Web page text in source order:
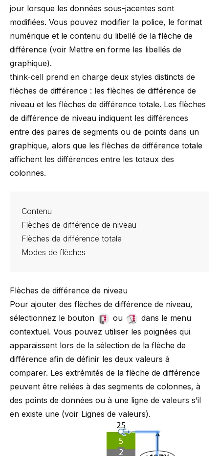
jour lorsque les données sous-jacentes sont
modifiées. Vous pouvez modifier la police, le format
numérique et le contenu du libellé de la flèche de
différence (voir Mettre en forme les libellés de
graphique).
think-cell prend en charge deux styles distincts de
flèches de différence : les flèches de différence de
niveau et les flèches de différence totale. Les flèches
de différence de niveau indiquent les différences
entre des paires de segments ou de points dans un
graphique, alors que les flèches de différence totale
affichent les différences entre les totaux des
colonnes.
Contenu
Flèches de différence de niveau
Flèches de différence totale
Modes de flèches
Flèches de différence de niveau
Pour ajouter des flèches de différence de niveau,
sélectionnez le bouton
ou
dans le menu
contextuel. Vous pouvez utiliser les poignées qui
apparaissent lors de la sélection de la flèche de
différence afin de définir les deux valeurs à
comparer. Les extrémités de la flèche de différence
peuvent être reliées à des segments de colonnes, à
des points de données ou à une ligne de valeurs s’il
en existe une (voir Lignes de valeurs).